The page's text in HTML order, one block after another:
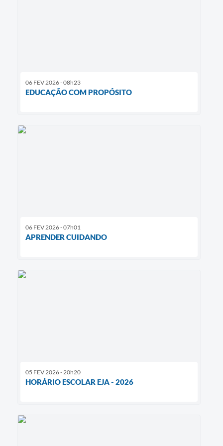
06 FEV 2026 - 08h23
EDUCAÇÃO COM PROPÓSITO
06 FEV 2026 - 07h01
APRENDER CUIDANDO
05 FEV 2026 - 20h20
HORÁRIO ESCOLAR EJA - 2026